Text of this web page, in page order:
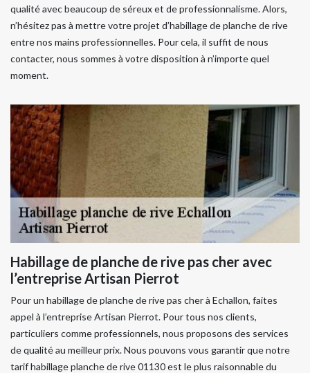
qualité avec beaucoup de séreux et de professionnalisme. Alors,
n’hésitez pas à mettre votre projet d’habillage de planche de rive
entre nos mains professionnelles. Pour cela, il suffit de nous
contacter, nous sommes à votre disposition à n’importe quel
moment.
Habillage de planche de rive pas cher avec
l’entreprise Artisan Pierrot
Pour un habillage de planche de rive pas cher à Echallon, faites
appel à l’entreprise Artisan Pierrot. Pour tous nos clients,
particuliers comme professionnels, nous proposons des services
de qualité au meilleur prix. Nous pouvons vous garantir que notre
tarif habillage planche de rive 01130 est le plus raisonnable du